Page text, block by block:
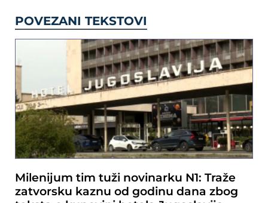
POVEZANI TEKSTOVI
Milenijum tim tuži novinarku N1: Traže
zatvorsku kaznu od godinu dana zbog